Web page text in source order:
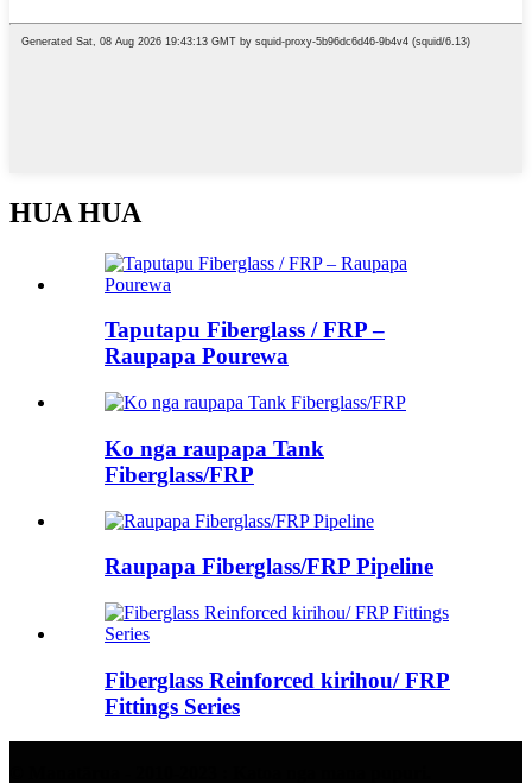
HUA HUA
Taputapu Fiberglass / FRP –
Raupapa Pourewa
Ko nga raupapa Tank
Fiberglass/FRP
Raupapa Fiberglass/FRP Pipeline
Fiberglass Reinforced kirihou/ FRP
Fittings Series